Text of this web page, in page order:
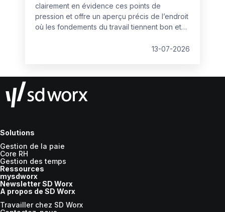
clairement en évidence ces points de
pression et offre un aperçu précis de l’endroit
où les fondements du travail tiennent bon et
13-07-2026
Solutions
Gestion de la paie
Core RH
Gestion des temps
Ressources
mysdworx
Newsletter SD Worx
A propos de SD Worx
Travailler chez SD Worx